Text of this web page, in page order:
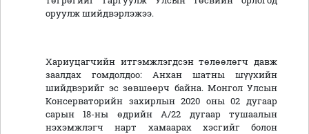
оруулж шийдвэрлэжээ.
Хариуцагчийн итгэмжлэгдсэн төлөөлөгч давж
заалдах гомдолдоо: Анхан шатны шүүхийн
шийдвэрийг эс зөвшөөрч байна. Монгол Улсын
Консерваторийн захирлын 2020 оны 02 дугаар
сарын 18-ны өдрийн А/22 дугаар тушаалын
нэхэмжлэгч нарт хамаарах хэсгийг болон